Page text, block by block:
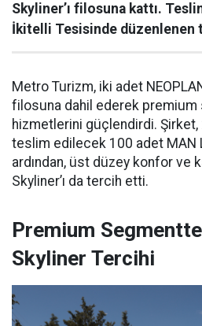
Skyliner’ı filosuna kattı.
İkitelli Tesisinde düzenlenen
Metro Turizm, iki adet
filosuna dahil ederek
hizmetlerini güçlendirdi. Şirket,
teslim edilecek 100 adet MAN
ardından, üst düzey konfor ve
Skyliner’ı da tercih etti.
Premium
Skyliner Tercihi